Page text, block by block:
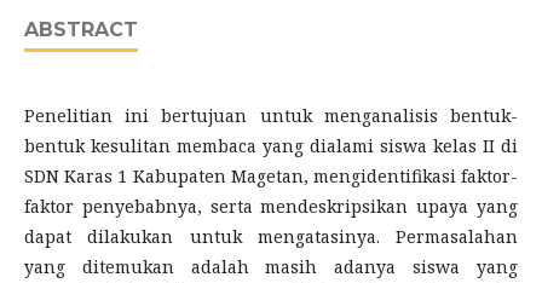
ABSTRACT
Penelitian ini bertujuan untuk menganalisis bentuk-
bentuk kesulitan membaca yang dialami siswa kelas II di
SDN Karas 1 Kabupaten Magetan, mengidentifikasi faktor-
faktor penyebabnya, serta mendeskripsikan upaya yang
dapat dilakukan untuk mengatasinya. Permasalahan
yang ditemukan adalah masih adanya siswa yang